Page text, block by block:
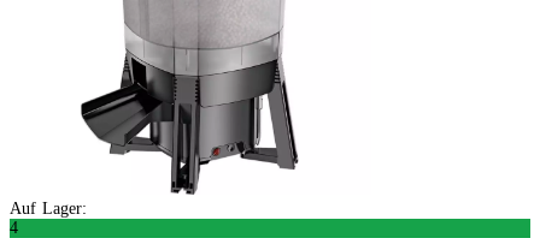
Auf Lager:
4